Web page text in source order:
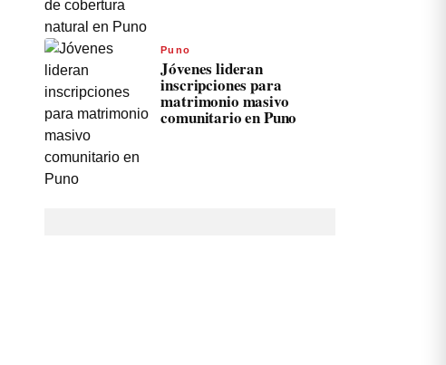
Puno
Jóvenes lideran
inscripciones para
matrimonio masivo
comunitario en Puno